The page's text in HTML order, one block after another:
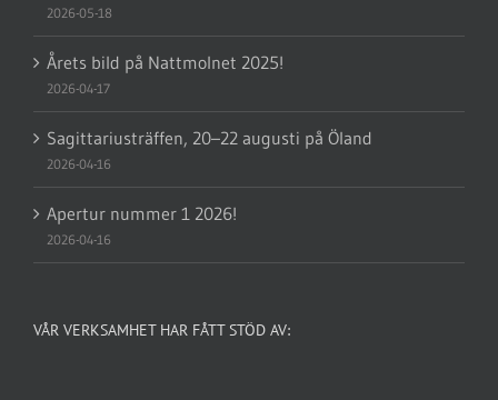
2026-05-18
Årets bild på Nattmolnet 2025!
2026-04-17
Sagittariusträffen, 20–22 augusti på Öland
2026-04-16
Apertur nummer 1 2026!
2026-04-16
VÅR VERKSAMHET HAR FÅTT STÖD AV: